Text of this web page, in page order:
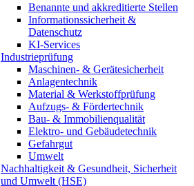
Benannte und akkreditierte Stellen
Informationssicherheit &
Datenschutz
KI-Services
Industrieprüfung
Maschinen- & Gerätesicherheit
Anlagentechnik
Material & Werkstoffprüfung
Aufzugs- & Fördertechnik
Bau- & Immobilienqualität
Elektro- und Gebäudetechnik
Gefahrgut
Umwelt
Nachhaltigkeit & Gesundheit, Sicherheit
und Umwelt (HSE)